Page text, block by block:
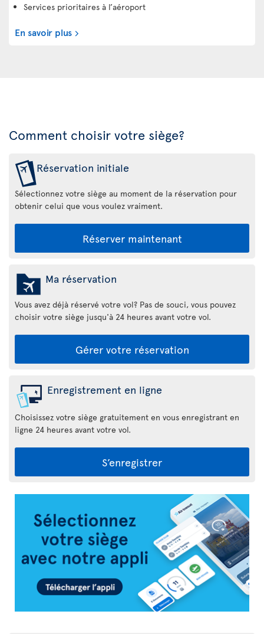
Services prioritaires à l’aéroport
En savoir plus
Comment choisir votre siège?
Réservation initiale
Sélectionnez votre siège au moment de la réservation pour
obtenir celui que vous voulez vraiment.
Réserver maintenant
Ma réservation
Vous avez déjà réservé votre vol? Pas de souci, vous pouvez
choisir votre siège jusqu'à 24 heures avant votre vol.
Gérer votre réservation
Enregistrement en ligne
Choisissez votre siège gratuitement en vous enregistrant en
ligne 24 heures avant votre vol.
S’enregistrer
Transat